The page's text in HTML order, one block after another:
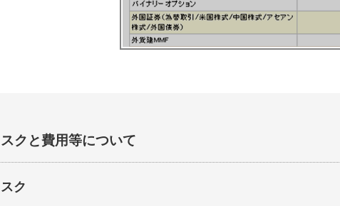
クと費用等について
ク